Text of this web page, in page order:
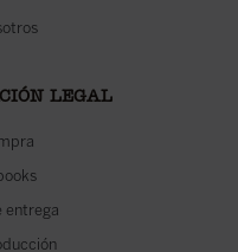
LEGAL
entrega